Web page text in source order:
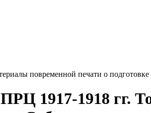
повременной печати о
1917-1918 гг.